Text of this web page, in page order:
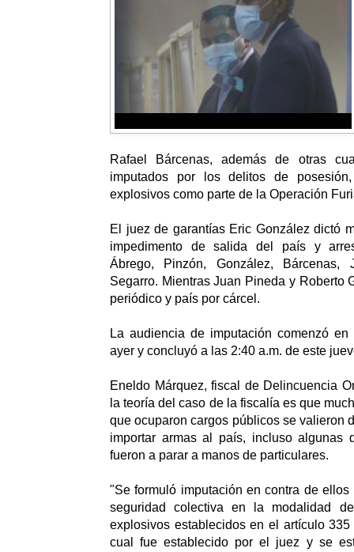
Rafael Bárcenas, además de otras
imputados por los delitos de
explosivos como parte de la Operación
El juez de garantías Eric González dictó
impedimento de salida del país y
Ábrego, Pinzón, González,
Segarro. Mientras Juan Pineda y Roberto
periódico y país por cárcel.
La audiencia de imputación comenzó
ayer y concluyó a las 2:40 a.m. de este
Eneldo Márquez, fiscal de Delincuencia
la teoría del caso de la fiscalía es que
que ocuparon cargos públicos se valieron
importar armas al país, incluso algunas
fueron a parar a manos de particulares.
"Se formuló imputación en contra de
seguridad colectiva en la modalidad
explosivos establecidos en el artículo
cual fue establecido por el juez y se